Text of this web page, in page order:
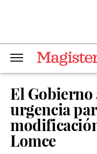
El Gobierno
urgencia
Lomce